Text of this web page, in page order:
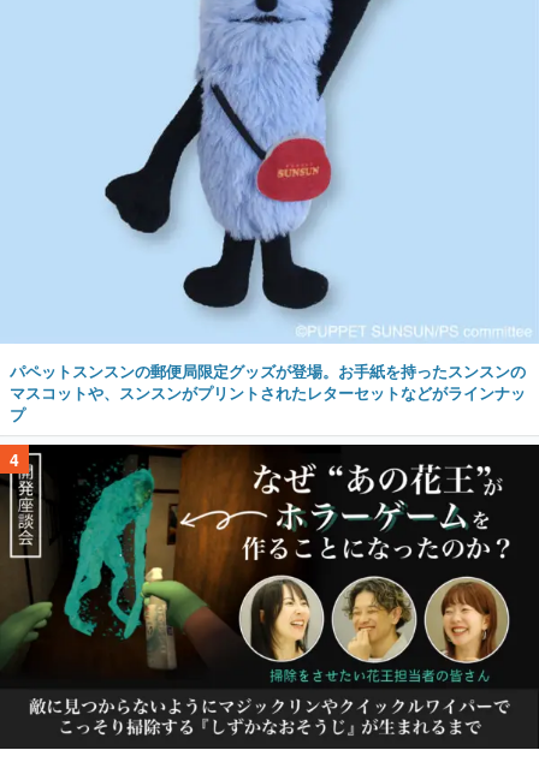
パペットスンスンの郵便局限定グッズが登場。お手紙を持ったスンスンの
マスコットや、スンスンがプリントされたレターセットなどがラインナッ
プ
4